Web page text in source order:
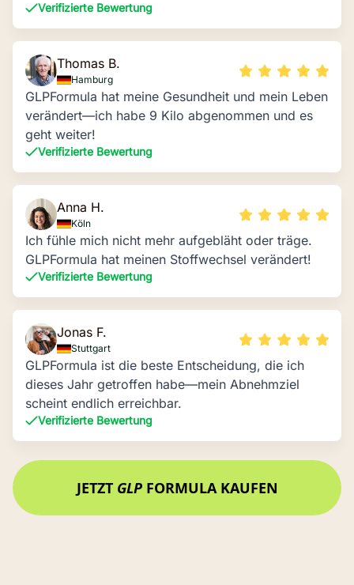
Verifizierte Bewertung
Thomas B.
Hamburg
GLPFormula hat meine Gesundheit und mein Leben
verändert—ich habe 9 Kilo abgenommen und es
geht weiter!
Verifizierte Bewertung
Anna H.
Köln
Ich fühle mich nicht mehr aufgebläht oder träge.
GLPFormula hat meinen Stoffwechsel verändert!
Verifizierte Bewertung
Jonas F.
Stuttgart
GLPFormula ist die beste Entscheidung, die ich
dieses Jahr getroffen habe—mein Abnehmziel
scheint endlich erreichbar.
Verifizierte Bewertung
JETZT GLPFORMULA KAUFEN